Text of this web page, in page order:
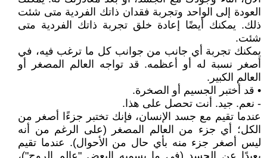
العودة إلى الواحد وتجربة فقدان ذاتك الفردية متى شئت
ذلك. يمكنك أيضًا إعادة خلق تجربة ذاتك الفردية متى
شئت.
يمكنك تجربة أي جانب من جوانب كل ما ترغب فيه، في
أصغر نسبة له أو أعظمه. قد تواجه العالم المصغر أو
العالم الكبير.
• قد أختبر الجسيم أو الصخرة.
- نعم. جيد. أنت تحصل على هذا.
عندما تقيم مع جسد الإنسان، فإنك تختبر جزءًا أصغر من
الكل؛ أي جزء من العالم المصغر (على الرغم من أنه
ليس أصغر جزء منه بأي حال من الأحوال). عندما تقيم